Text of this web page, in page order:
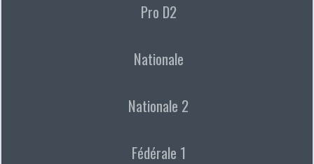
Pro D2
Nationale
Nationale 2
Fédérale 1